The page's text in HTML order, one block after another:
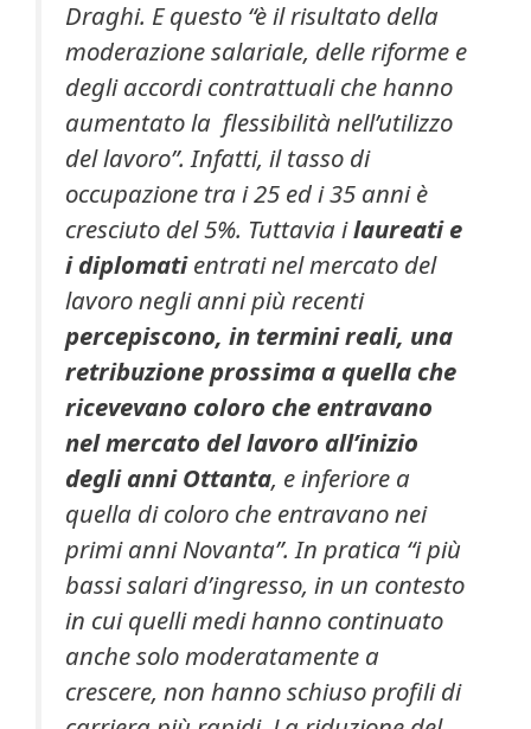
Draghi. E questo “è il risultato della
moderazione salariale, delle riforme e
degli accordi contrattuali che hanno
aumentato la flessibilità nell’utilizzo
del lavoro”. Infatti, il tasso di
occupazione tra i 25 ed i 35 anni è
cresciuto del 5%. Tuttavia ilaureati e
i diplomatientrati nel mercato del
lavoro negli anni più recenti
percepiscono, in termini reali, una
retribuzione prossima a quella che
ricevevano coloro che entravano
nel mercato del lavoro all’inizio
degli anni Ottanta, e inferiore a
quella di coloro che entravano nei
primi anni Novanta”. In pratica “i più
bassi salari d’ingresso, in un contesto
in cui quelli medi hanno continuato
anche solo moderatamente a
crescere, non hanno schiuso profili di